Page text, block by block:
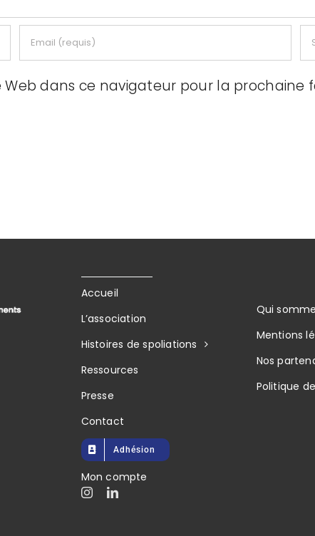
dans ce navigateur pour la prochaine
Accueil
L’association
Histoires de spoliations
Ressources
Presse
Contact
Adhésion
Mon compte
Qui
Mentions
Nos
Politique